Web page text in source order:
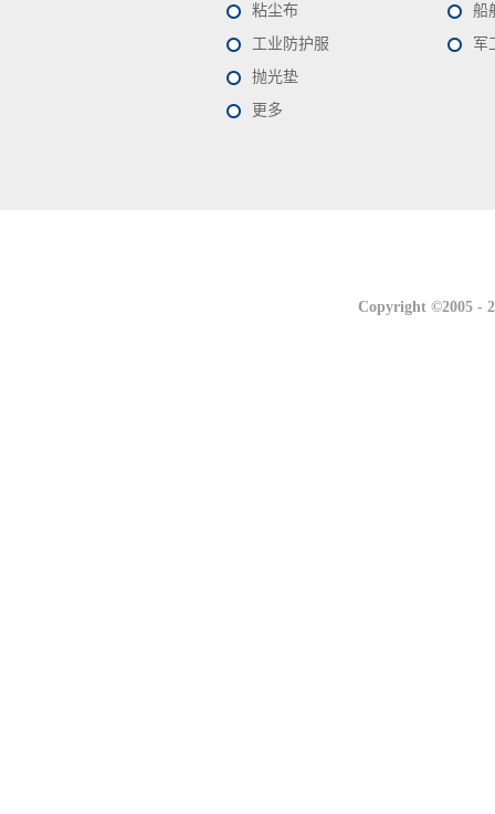
粘尘布
工业防护服
抛光垫
更多
船
军
Copyright ©2005 -